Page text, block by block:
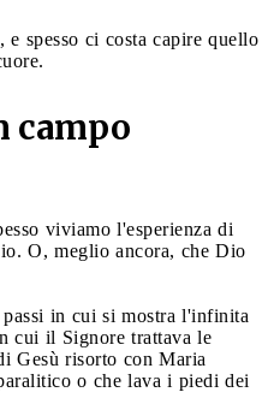
spesso ci costa capire quello
campo
viviamo l'esperienza di
O, meglio ancora, che Dio
in cui si mostra l'infinita
cui il Signore trattava le
Gesù risorto con Maria
o che lava i piedi dei